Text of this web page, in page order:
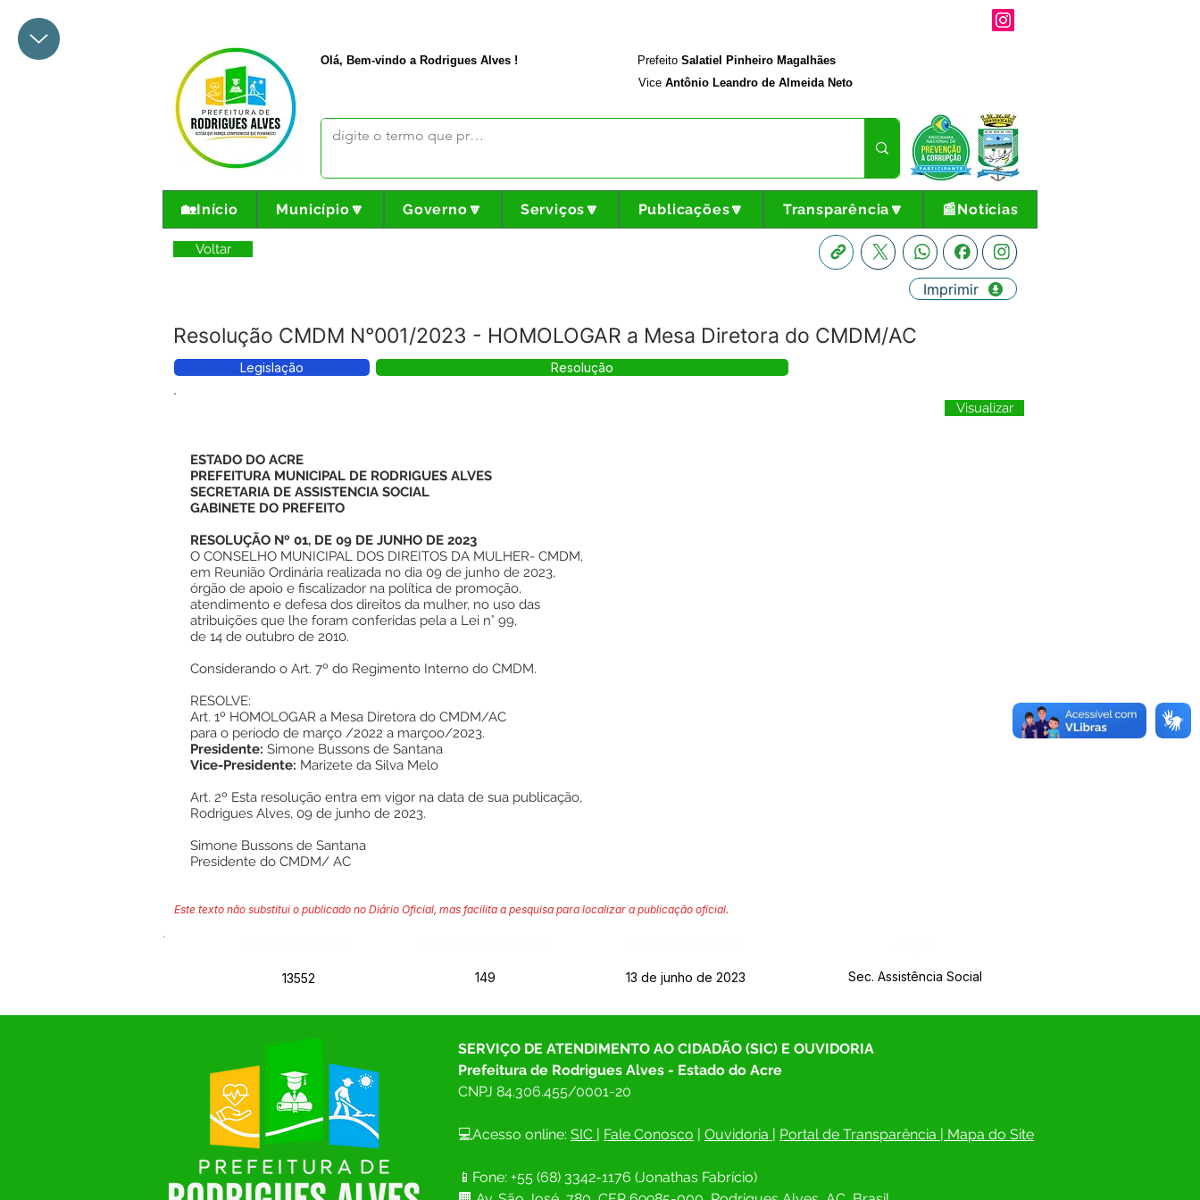
Olá, Bem-vindo a Rodrigues Alves ! Prefeito Salatiel Pinheiro Magalhães
Vice Antônio Leandro de Almeida Neto
🏡Início Município🔽 Governo🔽 Serviços🔽 Publicações🔽 Transparência🔽 📰Notícias
Voltar
Resolução CMDM N°001/2023 - HOMOLOGAR a Mesa Diretora do CMDM/AC
Imprimir
Legislação Resolução
Visualizar
ESTADO DO ACRE
PREFEITURA MUNICIPAL DE RODRIGUES ALVES
SECRETARIA DE ASSISTENCIA SOCIAL
GABINETE DO PREFEITO
RESOLUÇÃO Nº 01, DE 09 DE JUNHO DE 2023
O CONSELHO MUNICIPAL DOS DIREITOS DA MULHER- CMDM,
em Reunião Ordinária realizada no dia 09 de junho de 2023,
órgão de apoio e fiscalizador na política de promoção,
atendimento e defesa dos direitos da mulher, no uso das
atribuições que lhe foram conferidas pela a Lei n° 99,
de 14 de outubro de 2010.
Considerando o Art. 7º do Regimento Interno do CMDM.
RESOLVE:
Art. 1º HOMOLOGAR a Mesa Diretora do CMDM/AC
para o período de março /2022 a marçoo/2023.
Presidente: Simone Bussons de Santana
Vice-Presidente: Marizete da Silva Melo
Art. 2º Esta resolução entra em vigor na data de sua publicação,
Rodrigues Alves, 09 de junho de 2023.
Simone Bussons de Santana
Presidente do CMDM/ AC
Este texto não substitui o publicado no Diário Oficial, mas facilita a pesquisa para localizar a publicação oficial.
13552 149 13 de junho de 2023 Sec. Assistência Social
SERVIÇO DE ATENDIMENTO AO CIDADÃO (SIC) E OUVIDORIA
Prefeitura de Rodrigues Alves - Estado do Acre
CNPJ 84.306.455/0001-20
💻Acesso online: SIC | Fale Conosco | Ouvidoria | Portal de Transparência | Mapa do Site
📱Fone: +55 (68) 3342-1176 (Jonathas Fabrício)